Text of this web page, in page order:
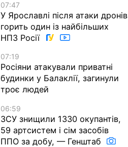
07:47
У Ярославлі після атаки дронів
горить один із найбільших
НПЗ Росії
07:19
Росіяни атакували приватні
будинки у Балаклії, загинули
троє людей
06:59
ЗСУ знищили 1330 окупантів,
59 артсистем і сім засобів
ППО за добу, — Генштаб